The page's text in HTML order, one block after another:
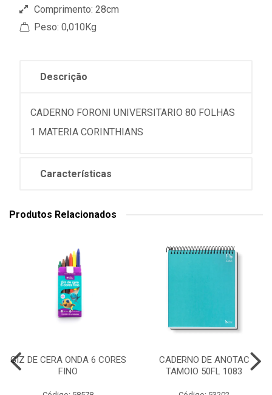
Comprimento: 28cm
Peso: 0,010Kg
Descrição
CADERNO FORONI UNIVERSITARIO 80 FOLHAS
1 MATERIA CORINTHIANS
Características
Produtos Relacionados
GIZ DE CERA ONDA 6 CORES
FINO
CADERNO DE ANOTAC
TAMOIO 50FL 1083